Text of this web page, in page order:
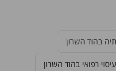
בהוד השרון
עיסוי רפואי בהוד השרון